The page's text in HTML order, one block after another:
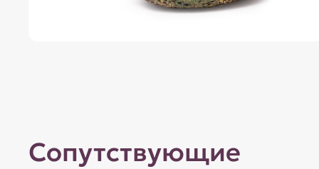
Сопутствующие